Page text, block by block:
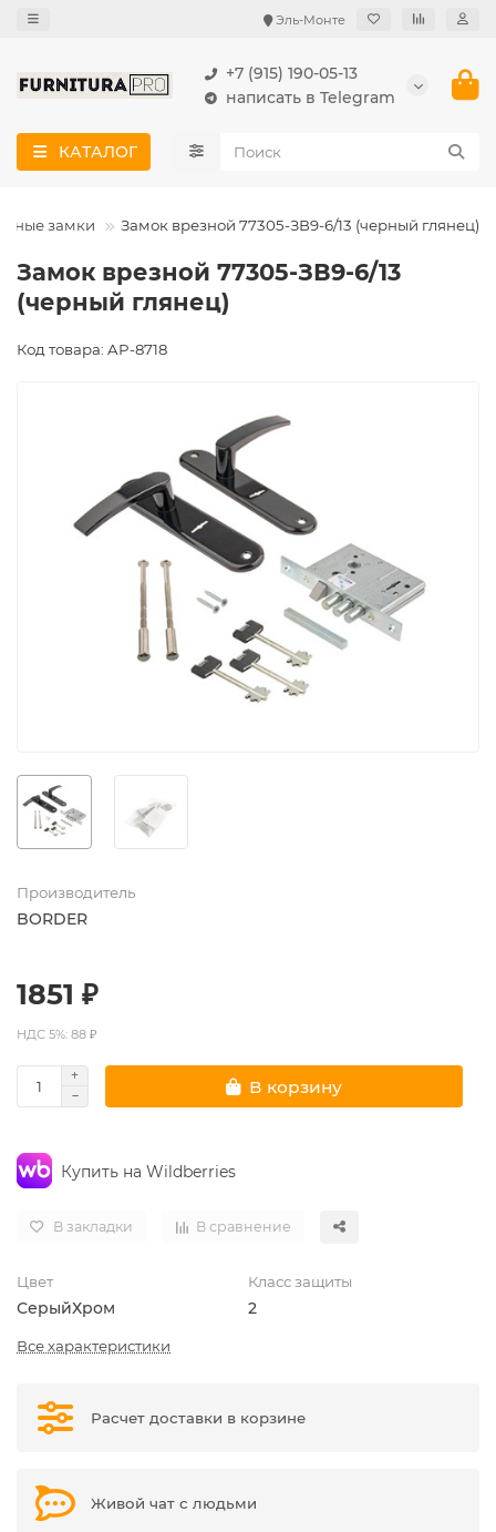
Эль-Монте
+7 (915) 190-05-13
написать в Telegram
КАТАЛОГ
замки Замок врезной 77305-ЗВ9-6/13 (черный глянец)
Замок врезной 77305-ЗВ9-6/13
(черный глянец)
Код товара: AP-8718
Производитель
BORDER
1851 ₽
НДС 5%: 88 ₽
В корзину
Купить на Wildberries
В закладки В сравнение
Цвет
СерыйХром
Класс защиты
2
Все характеристики
Расчет доставки в корзине
Живой чат с людьми